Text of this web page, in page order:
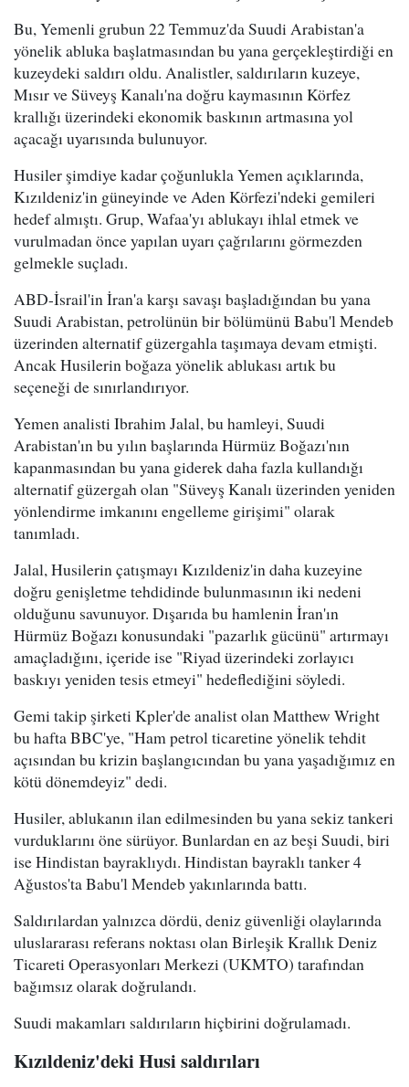
Bu, Yemenli grubun 22 Temmuz'da Suudi Arabistan'a
yönelik abluka başlatmasından bu yana gerçekleştirdiği en
kuzeydeki saldırı oldu. Analistler, saldırıların kuzeye,
Mısır ve Süveyş Kanalı'na doğru kaymasının Körfez
krallığı üzerindeki ekonomik baskının artmasına yol
açacağı uyarısında bulunuyor.
Husiler şimdiye kadar çoğunlukla Yemen açıklarında,
Kızıldeniz'in güneyinde ve Aden Körfezi'ndeki gemileri
hedef almıştı. Grup, Wafaa'yı ablukayı ihlal etmek ve
vurulmadan önce yapılan uyarı çağrılarını görmezden
gelmekle suçladı.
ABD-İsrail'in İran'a karşı savaşı başladığından bu yana
Suudi Arabistan, petrolünün bir bölümünü Babu'l Mendeb
üzerinden alternatif güzergahla taşımaya devam etmişti.
Ancak Husilerin boğaza yönelik ablukası artık bu
seçeneği de sınırlandırıyor.
Yemen analisti Ibrahim Jalal, bu hamleyi, Suudi
Arabistan'ın bu yılın başlarında Hürmüz Boğazı'nın
kapanmasından bu yana giderek daha fazla kullandığı
alternatif güzergah olan "Süveyş Kanalı üzerinden yeniden
yönlendirme imkanını engelleme girişimi" olarak
tanımladı.
Jalal, Husilerin çatışmayı Kızıldeniz'in daha kuzeyine
doğru genişletme tehdidinde bulunmasının iki nedeni
olduğunu savunuyor. Dışarıda bu hamlenin İran'ın
Hürmüz Boğazı konusundaki "pazarlık gücünü" artırmayı
amaçladığını, içeride ise "Riyad üzerindeki zorlayıcı
baskıyı yeniden tesis etmeyi" hedeflediğini söyledi.
Gemi takip şirketi Kpler'de analist olan Matthew Wright
bu hafta BBC'ye, "Ham petrol ticaretine yönelik tehdit
açısından bu krizin başlangıcından bu yana yaşadığımız en
kötü dönemdeyiz" dedi.
Husiler, ablukanın ilan edilmesinden bu yana sekiz tankeri
vurduklarını öne sürüyor. Bunlardan en az beşi Suudi, biri
ise Hindistan bayraklıydı. Hindistan bayraklı tanker 4
Ağustos'ta Babu'l Mendeb yakınlarında battı.
Saldırılardan yalnızca dördü, deniz güvenliği olaylarında
uluslararası referans noktası olan Birleşik Krallık Deniz
Ticareti Operasyonları Merkezi (UKMTO) tarafından
bağımsız olarak doğrulandı.
Suudi makamları saldırıların hiçbirini doğrulamadı.
Kızıldeniz'deki Husi saldırıları